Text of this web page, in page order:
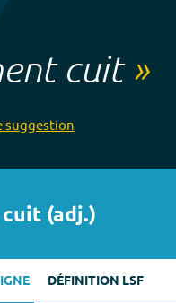
cuit»
suggestion
(adj.)
DÉFINITION LSF